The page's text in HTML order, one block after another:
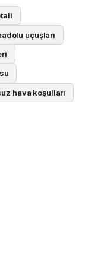
uçuşları
hava koşulları